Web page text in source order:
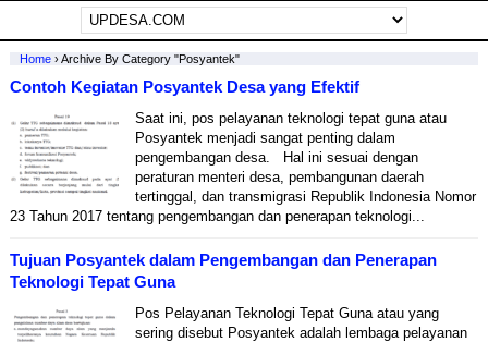
Home›Archive By Category "Posyantek"
Contoh Kegiatan Posyantek Desa yang Efektif
Saat ini, pos pelayanan teknologi tepat guna atau
Posyantek menjadi sangat penting dalam
pengembangan desa. Hal ini sesuai dengan
peraturan menteri desa, pembangunan daerah
tertinggal, dan transmigrasi Republik Indonesia Nomor
23 Tahun 2017 tentang pengembangan dan penerapan teknologi...
Tujuan Posyantek dalam Pengembangan dan Penerapan
Teknologi Tepat Guna
Pos Pelayanan Teknologi Tepat Guna atau yang
sering disebut Posyantek adalah lembaga pelayanan